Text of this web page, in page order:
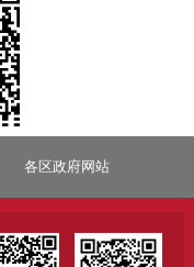
各区政府网站